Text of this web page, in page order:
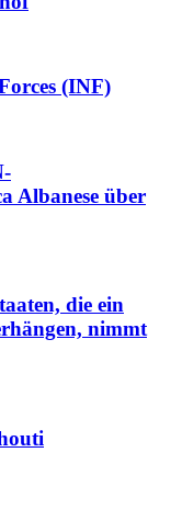
(INF)
Albanese über
die ein
nimmt